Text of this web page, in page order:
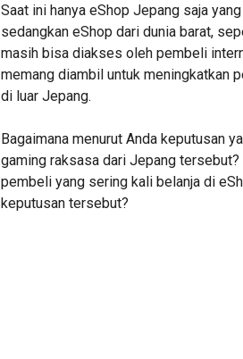
Saat ini hanya eShop Jepang saja
sedangkan eShop dari dunia barat,
masih bisa diakses oleh pembeli
memang diambil untuk meningkatkan
di luar Jepang.
Bagaimana menurut Anda keputusan
gaming raksasa dari Jepang tersebut?
pembeli yang sering kali belanja di
keputusan tersebut?